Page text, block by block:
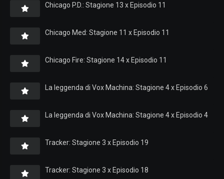
Chicago P.D.: Stagione 13 x Episodio 11
Chicago Med: Stagione 11 x Episodio 11
Chicago Fire: Stagione 14 x Episodio 11
La leggenda di Vox Machina: Stagione 4 x Episodio 6
La leggenda di Vox Machina: Stagione 4 x Episodio 4
Tracker: Stagione 3 x Episodio 19
Tracker: Stagione 3 x Episodio 18